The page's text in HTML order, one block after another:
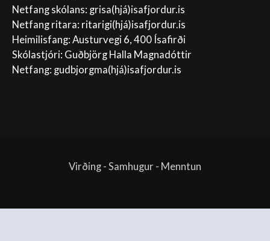
Netfang skólans: grisa(hjá)isafjordur.is
Netfang ritara: ritarigi(hjá)isafjordur.is
Heimilisfang: Austurvegi 6, 400 Ísafirði
Skólastjóri: Guðbjörg Halla Magnadóttir
Netfang: gudbjorgma(hjá)isafjordur.is
Virðing - Samhugur - Menntun